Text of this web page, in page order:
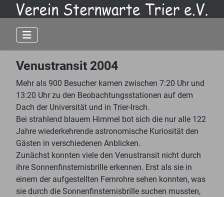
Venustransit 2004
Mehr als 900 Besucher kamen zwischen 7:20 Uhr und
13:20 Uhr zu den Beobachtungsstationen auf dem
Dach der Universität und in Trier-Irsch.
Bei strahlend blauem Himmel bot sich die nur alle 122
Jahre wiederkehrende astronomische Kuriosität den
Gästen in verschiedenen Anblicken.
Zunächst konnten viele den Venustransit nicht durch
ihre Sonnenfinsternisbrille erkennen. Erst als sie in
einem der aufgestellten Fernrohre sehen konnten, was
sie durch die Sonnenfinsternisbrille suchen mussten,